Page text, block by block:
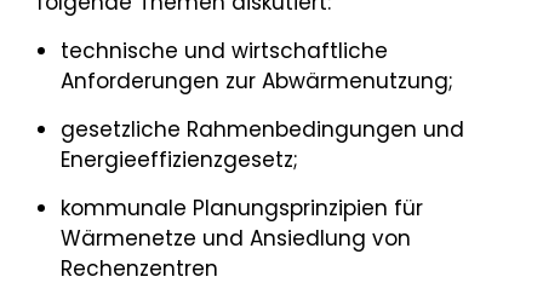
technische und wirtschaftliche
Anforderungen zur Abwärmenutzung;
gesetzliche Rahmenbedingungen und
Energieeffizienzgesetz;
kommunale Planungsprinzipien für
Wärmenetze und Ansiedlung von
Rechenzentren